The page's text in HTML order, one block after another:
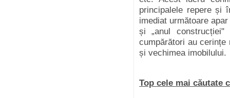
principalele repere și
imediat următoare
și „anul
cumpărători au
și vechimea imobilului.
Top cele mai căutate